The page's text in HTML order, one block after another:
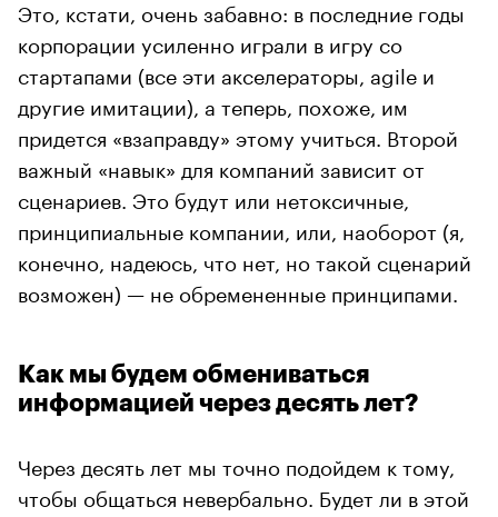
Это, кстати, очень забавно: в последние годы
корпорации усиленно играли в игру со
стартапами (все эти акселераторы, agile и
другие имитации), а теперь, похоже, им
придется «взаправду» этому учиться. Второй
важный «навык» для компаний зависит от
сценариев. Это будут или нетоксичные,
принципиальные компании, или, наоборот (я,
конечно, надеюсь, что нет, но такой сценарий
возможен) — не обремененные принципами.
Как мы будем обмениваться
информацией через десять лет?
Через десять лет мы точно подойдем к тому,
чтобы общаться невербально. Будет ли в этой